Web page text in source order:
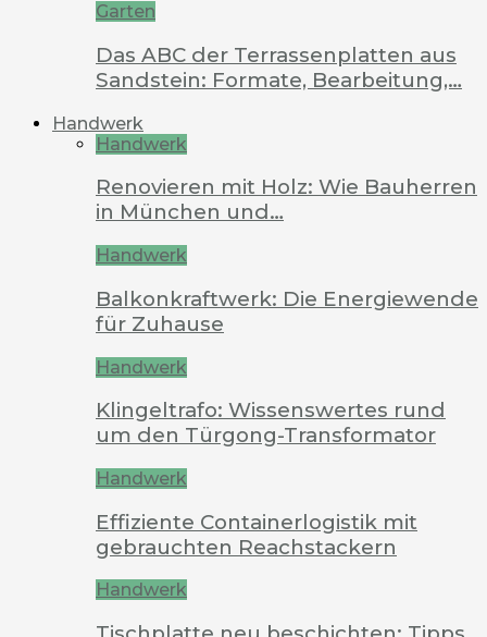
Garten
Das ABC der Terrassenplatten aus
Sandstein: Formate, Bearbeitung,…
Handwerk
Handwerk
Renovieren mit Holz: Wie Bauherren
in München und…
Handwerk
Balkonkraftwerk: Die Energiewende
für Zuhause
Handwerk
Klingeltrafo: Wissenswertes rund
um den Türgong-Transformator
Handwerk
Effiziente Containerlogistik mit
gebrauchten Reachstackern
Handwerk